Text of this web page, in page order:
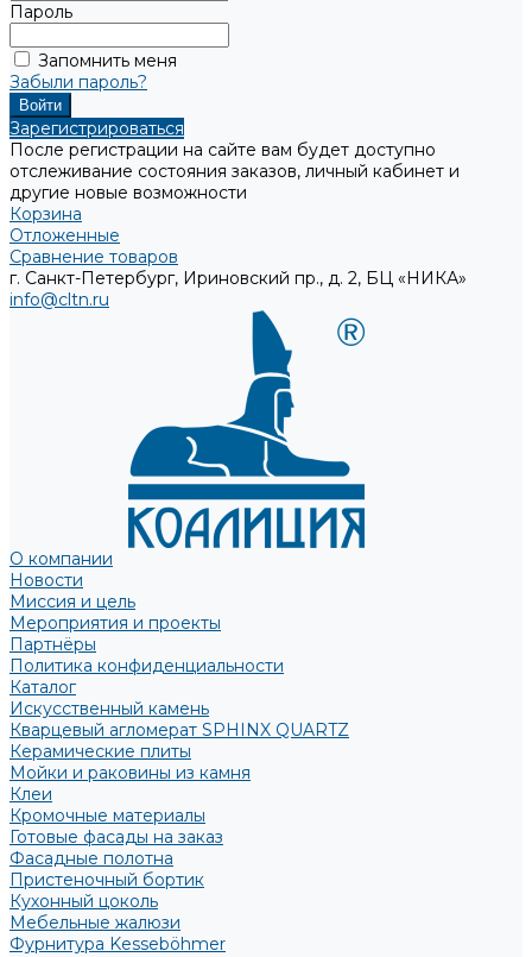
Пароль
Запомнить меня
Забыли пароль?
Зарегистрироваться
После регистрации на сайте вам будет доступно
отслеживание состояния заказов, личный кабинет и
другие новые возможности
Корзина
Отложенные
Сравнение товаров
г. Санкт-Петербург, Ириновский пр., д. 2, БЦ «НИКА»
info@cltn.ru
О компании
Новости
Миссия и цель
Мероприятия и проекты
Партнёры
Политика конфиденциальности
Каталог
Искусственный камень
Кварцевый агломерат SPHINX QUARTZ
Керамические плиты
Мойки и раковины из камня
Клеи
Кромочные материалы
Готовые фасады на заказ
Фасадные полотна
Пристеночный бортик
Кухонный цоколь
Мебельные жалюзи
Фурнитура Kesseböhmer